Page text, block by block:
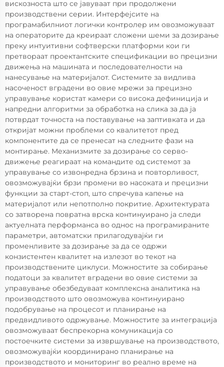
вискозноста што се јавуваат при продолжени
производствени серии. Интерфејсите на
програмабилниот логички контролер им овозможуваат
на операторите да креираат сложени шеми за дозирање
преку интуитивни софтверски платформи кои ги
претвораат проектантските спецификации во прецизни
движења на машината и последователности на
нанесување на материјалот. Системите за видлива
насоченост вградени во овие мрежи за прецизно
управување користат камери со висока дефиниција и
напредни алгоритми за обработка на слика за да ја
потврдат точноста на поставување на заптивката и да
откријат можни проблеми со квалитетот пред
компонентите да се пренесат на следните фази на
монтирање. Механизмите за дозирање со серво-
движење реагираат на командите од системот за
управување со извонредна брзина и повторливост,
овозможувајќи брзи промени во насоката и прецизни
функции за старт-стоп, што спречува капење на
материјалот или непотполно покритие. Архитектурата
со затворена повратна врска континуирано ја следи
актуелната перформанса во однос на програмираните
параметри, автоматски прилагодувајќи ги
променливите за дозирање за да се одржи
конзистентен квалитет на излезот во текот на
производствените циклуси. Можностите за собирање
податоци за квалитет вградени во овие системи за
управување обезбедуваат комплексна аналитика на
производството што овозможува континуирано
подобрување на процесот и планирање на
предвидливото одржување. Можностите за интеграција
овозможуваат беспрекорна комуникација со
постоечките системи за извршување на производството,
овозможувајќи координирано планирање на
производството и мониторинг во реално време на